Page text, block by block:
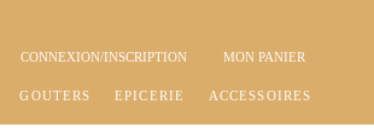
CONNEXION/INSCRIPTION MON PANIER
GOÛTERS EPICERIE ACCESSOIRES